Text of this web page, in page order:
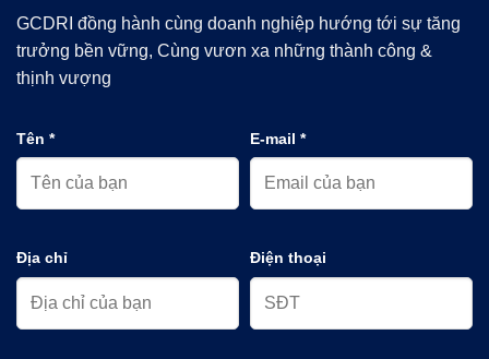
GCDRI đồng hành cùng doanh nghiệp hướng tới sự tăng
trưởng bền vững, Cùng vươn xa những thành công &
thịnh vượng
Tên * E-mail *
Địa chỉ Điện thoại